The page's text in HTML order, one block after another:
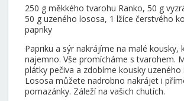
250 g měkkého tvarohu Ranko, 50 g
50 g uzeného lososa, 1 lžíce čerstvého
papriky
Papriku a sýr nakrájíme na malé kousky,
najemno. Vše promícháme s tvarohem.
plátky pečiva a zdobíme kousky uzeného
Lososa můžete nadrobno nakrájet i
pomazánky. Záleží na vašich chutích.